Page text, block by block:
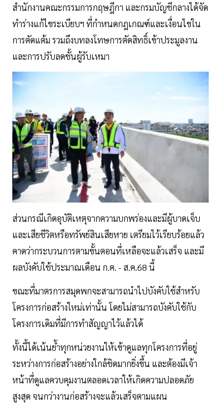
สำนักงานคณะกรรมการกฤษฎีกา และกรมบัญชีกลางได้จัด
ทำร่างแก้ไขระเบียบฯ ที่กำหนดกฎเกณฑ์และเงื่อนไขใน
การตัดแต้ม รวมถึงบทลงโทษการตัดสิทธิ์เข้าประมูลงาน
และการปรับลดชั้นผู้รับเหมา
ส่วนกรณีเกิดอุบัติเหตุจากความบกพร่องและมีผู้บาดเจ็บ
และเสียชีวิตหรือทรัพย์สินเสียหาย เตรียมไว้เรียบร้อยแล้ว
คาดว่ากระบวนการตามขั้นตอนที่เหลือจะแล้วเสร็จ และมี
ผลบังคับใช้ประมาณเดือน ก.ค. - ส.ค.68 นี้
ขณะที่มาตรการสมุดพกจะสามารถนำไปบังคับใช้สำหรับ
โครงการก่อสร้างใหม่เท่านั้น โดยไม่สามารถบังคับใช้กับ
โครงการเดิมที่มีการทำสัญญาไว้แล้วได้
ทั้งนี้ได้เน้นย้ำทุกหน่วยงานให้เข้าดูแลทุกโครงการที่อยู่
ระหว่างการก่อสร้างอย่างใกล้ชิดมากยิ่งขึ้น และต้องมีเจ้า
หน้าที่ดูแลควบคุมงานตลอดเวลาให้เกิดความปลอดภัย
สูงสุด จนกว่างานก่อสร้างจะแล้วเสร็จตามแผน